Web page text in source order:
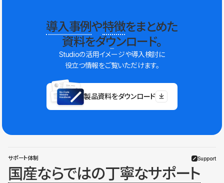
導入事例や特徴をまとめた
資料をダウンロード。
Studioの活用イメージや導入検討に
役立つ情報をご覧いただけます。
製品資料をダウンロード
サポート体制 Support
国産ならではの丁寧なサポート